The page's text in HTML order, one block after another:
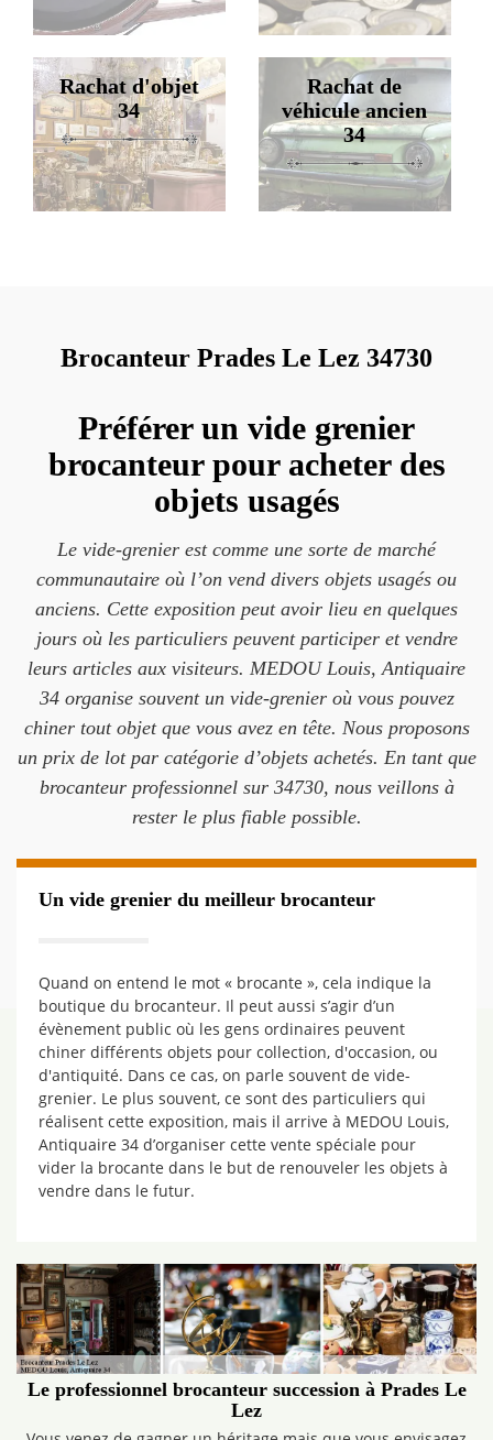
Rachat d'objet
34
Rachat de
véhicule ancien
34
Brocanteur Prades Le Lez 34730
Préférer un vide grenier
brocanteur pour acheter des
objets usagés
Le vide-grenier est comme une sorte de marché
communautaire où l’on vend divers objets usagés ou
anciens. Cette exposition peut avoir lieu en quelques
jours où les particuliers peuvent participer et vendre
leurs articles aux visiteurs. MEDOU Louis, Antiquaire
34 organise souvent un vide-grenier où vous pouvez
chiner tout objet que vous avez en tête. Nous proposons
un prix de lot par catégorie d’objets achetés. En tant que
brocanteur professionnel sur 34730, nous veillons à
rester le plus fiable possible.
Un vide grenier du meilleur brocanteur
Quand on entend le mot « brocante », cela indique la
boutique du brocanteur. Il peut aussi s’agir d’un
évènement public où les gens ordinaires peuvent
chiner différents objets pour collection, d'occasion, ou
d'antiquité. Dans ce cas, on parle souvent de vide-
grenier. Le plus souvent, ce sont des particuliers qui
réalisent cette exposition, mais il arrive à MEDOU Louis,
Antiquaire 34 d’organiser cette vente spéciale pour
vider la brocante dans le but de renouveler les objets à
vendre dans le futur.
Le professionnel brocanteur succession à Prades Le
Lez